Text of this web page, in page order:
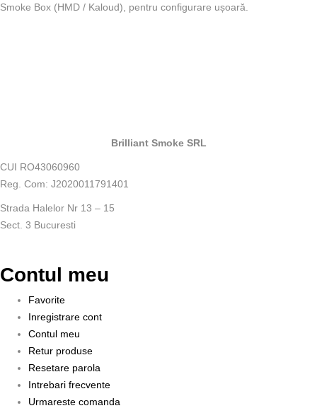
Smoke Box (HMD / Kaloud), pentru configurare ușoară.
Brilliant Smoke SRL
CUI RO43060960
Reg. Com: J2020011791401
Strada Halelor Nr 13 – 15
Sect. 3 Bucuresti
Contul meu
Favorite
Inregistrare cont
Contul meu
Retur produse
Resetare parola
Intrebari frecvente
Urmareste comanda